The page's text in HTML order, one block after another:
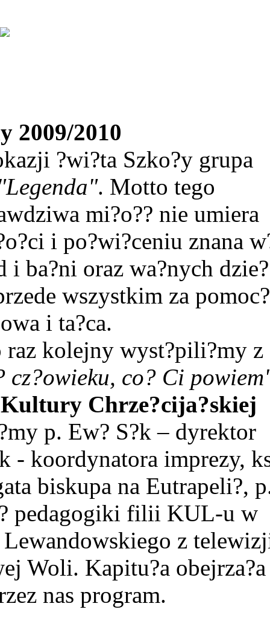
2009/2010
?wi?ta Szko?y grupa
. Motto tego
mi?o?? nie umiera
i po?wi?ceniu znana
i ba?ni oraz wa?nych dzie?
wszystkim za pomoc?
i ta?ca.
kolejny wyst?pili?my z
cz?owieku, co? Ci
Chrze?cija?skiej
p. Ew? S?k – dyrektor
- koordynatora imprezy,
biskupa na Eutrapeli?,
pedagogiki filii KUL-u w
z
Woli. Kapitu?a obejrza?a
nas program.